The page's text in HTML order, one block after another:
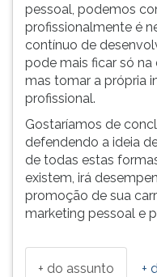
pessoal, podemos
profissionalmente é
contínuo de
pode mais ficar só na
mas tomar a própria
profissional.
Gostaríamos de
defendendo a ideia
de todas estas
existem, irá
promoção de sua
marketing pessoal e
+ do assunto +